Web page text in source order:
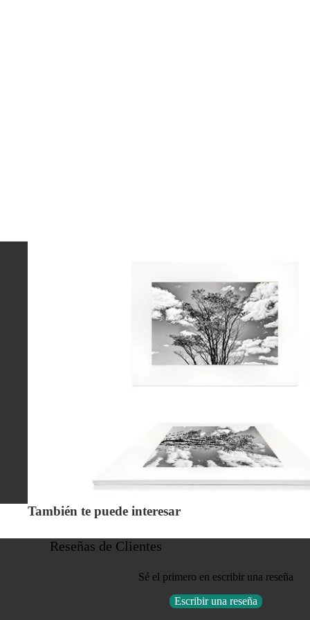
También te puede interesar
Reseñas de Clientes
Sé el primero en escribir una reseña
Escribir una reseña